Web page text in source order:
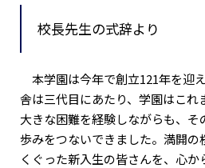
校長先生の式辞より
本学園は今年で創立121年を迎
舎は三代目にあたり、学園はこれ
大きな困難を経験しながらも、そ
歩みをつないできました。満開の
くぐった新入生の皆さんを、心